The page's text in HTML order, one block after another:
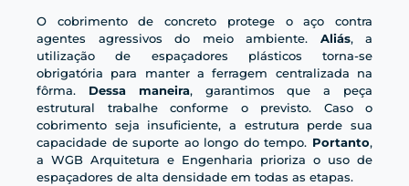
O cobrimento de concreto protege o aço contra
agentes agressivos do meio ambiente. Aliás, a
utilização de espaçadores plásticos torna-se
obrigatória para manter a ferragem centralizada na
fôrma. Dessa maneira, garantimos que a peça
estrutural trabalhe conforme o previsto. Caso o
cobrimento seja insuficiente, a estrutura perde sua
capacidade de suporte ao longo do tempo. Portanto,
a WGB Arquitetura e Engenharia prioriza o uso de
espaçadores de alta densidade em todas as etapas.